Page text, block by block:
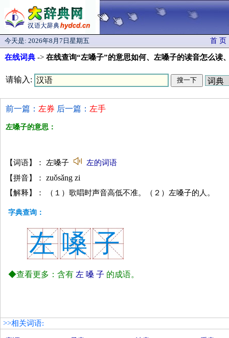
今天是: 2026年8月7日星期五 首 页
在线词典 -> 在线查询“左嗓子”的意思如何、左嗓子的读音怎么读
请输入:
前一篇： 左券 后一篇： 左手
左嗓子的意思：
【词语】： 左嗓子
左的词语
【拼音】： zuǒsǎng zi
【解释】： （１）歌唱时声音高低不准。（２）左嗓子的人。
字典查询：
左 嗓 子
◆查看更多：含有 左 嗓 子 的成语。
>>相关词语: